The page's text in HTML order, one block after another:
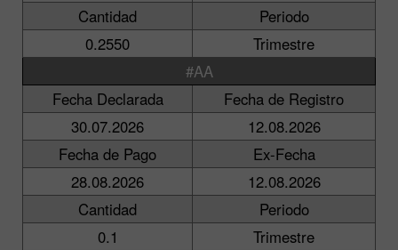
Cantidad
Periodo
0.2550
Trimestre
#AA
Fecha Declarada
Fecha de Registro
30.07.2026
12.08.2026
Fecha de Pago
Ex-Fecha
28.08.2026
12.08.2026
Cantidad
Periodo
0.1
Trimestre